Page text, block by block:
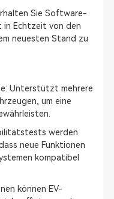
Sie Software-
in Echtzeit von den
neuesten Stand zu
Unterstützt mehrere
um eine
werden
neue Funktionen
kompatibel
können EV-